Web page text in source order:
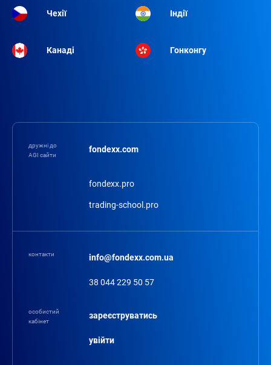
Чехії Індії
Канаді Гонконгу
дружні до
AGI сайти
fondexx.com
fondexx.pro
trading-school.pro
контакти info@fondexx.com.ua
38 044 229 50 57
особистий
кабінет
зареєструватись
увійти